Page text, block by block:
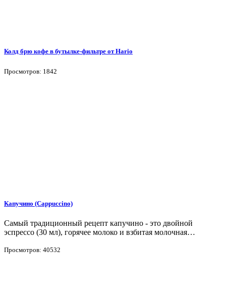
Колд брю кофе в бутылке-фильтре от Hario
Просмотров: 1842
Капучино (Cappuccino)
Самый традиционный рецепт капучино - это двойной
эспрессо (30 мл), горячее молоко и взбитая молочная…
Просмотров: 40532